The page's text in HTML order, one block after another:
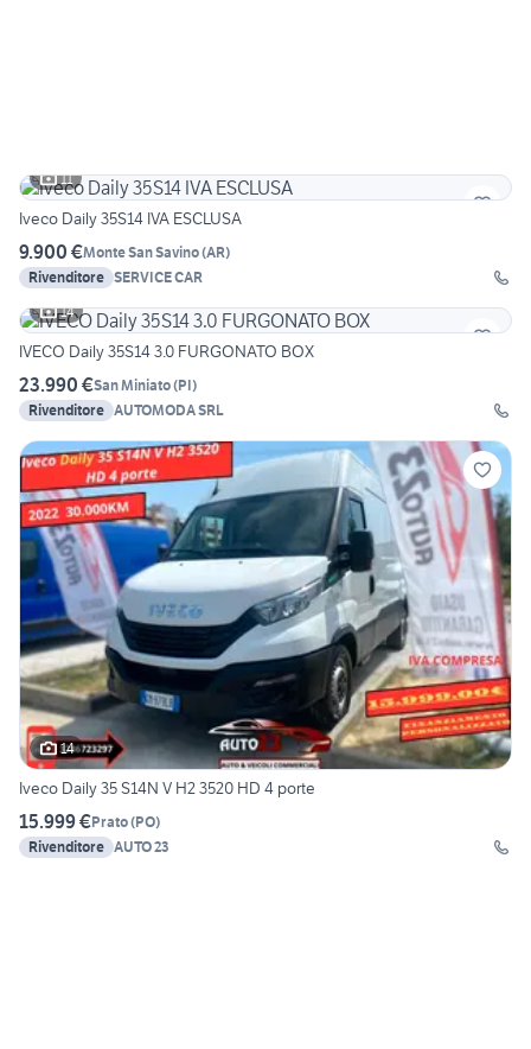
11
Iveco Daily 35S14 IVA ESCLUSA
9.900 €Monte San Savino(AR)
Rivenditore SERVICE CAR
14
IVECO Daily 35S14 3.0 FURGONATO BOX
23.990 €San Miniato(PI)
Rivenditore AUTOMODA SRL
14
Iveco Daily 35 S14N V H2 3520 HD 4 porte
15.999 €Prato(PO)
Rivenditore AUTO 23